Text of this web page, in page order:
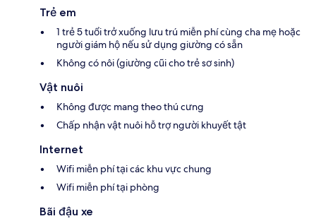
Trẻ em
1 trẻ 5 tuổi trở xuống lưu trú miễn phí cùng cha mẹ hoặc
người giám hộ nếu sử dụng giường có sẵn
Không có nôi (giường cũi cho trẻ sơ sinh)
Vật nuôi
Không được mang theo thú cưng
Chấp nhận vật nuôi hỗ trợ người khuyết tật
Internet
Wifi miễn phí tại các khu vực chung
Wifi miễn phí tại phòng
Bãi đậu xe